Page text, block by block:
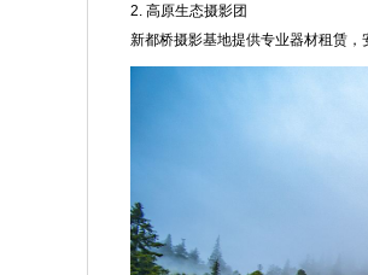
2. 高原生态摄影团
新都桥摄影基地提供专业器材租赁，